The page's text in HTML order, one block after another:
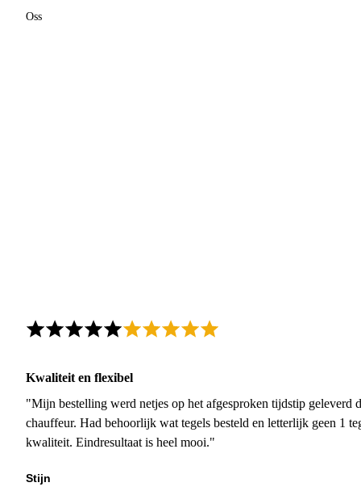
Oss
Kwaliteit en flexibel
"Mijn bestelling werd netjes op het afgesproken tijdstip geleverd
chauffeur. Had behoorlijk wat tegels besteld en letterlijk geen 1
kwaliteit. Eindresultaat is heel mooi."
Stijn